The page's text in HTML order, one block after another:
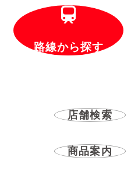
路線から探す
店舗検索
商品案内